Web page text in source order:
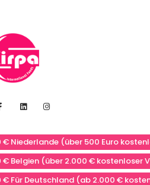
€ Niederlande (über 500 Euro
€ Belgien (über 2.000 € kostenloser
€ Für Deutschland (ab 2.000 €